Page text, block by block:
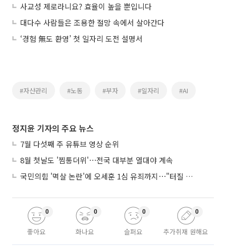
사교성 제로라니요? 효율이 높을 뿐입니다
대다수 사람들은 조용한 절망 속에서 살아간다
‘경험 無도 환영’ 첫 일자리 도전 설명서
#자산관리 #노동 #부자 #일자리 #AI
정지윤 기자의 주요 뉴스
7월 다섯째 주 유튜브 영상 순위
8월 첫날도 '찜통더위'⋯전국 대부분 열대야 계속
국민의힘 '멱살 논란'에 오세훈 1심 유죄까지⋯"터질 게 터졌다"
좋아요
0
화나요
0
슬퍼요
0
추가취재 원해요
0